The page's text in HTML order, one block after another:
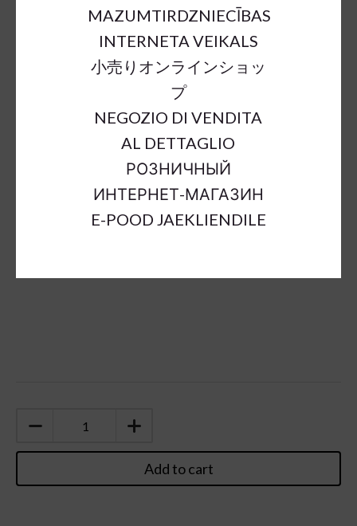
b = base width h = height
67761
d25-27cm;h100cm
brown
Add to cart
MAZUMTIRDZNIECĪBAS
INTERNETA VEIKALS
小売りオンラインショッ
プ
NEGOZIO DI VENDITA
AL DETTAGLIO
РОЗНИЧНЫЙ
ИНТЕРНЕТ-МАГАЗИН
E-POOD JAEKLIENDILE